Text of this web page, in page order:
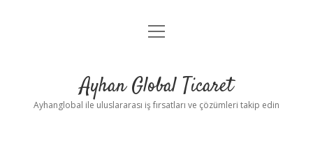
Anasayfa
Yasal Uyarı
menüyü
Ayhan Global Ticaret
Ayhanglobal ile uluslararası iş fırsatları ve çözümleri takip edin